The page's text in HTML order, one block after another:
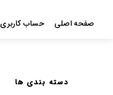
صفحه اصلی حساب کاربری
دسته بندی ها